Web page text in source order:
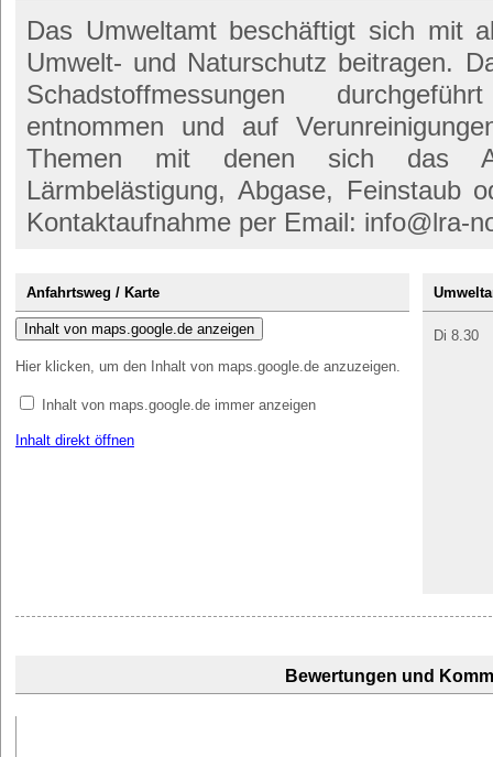
Das Umweltamt beschäftigt sich mit
Umwelt- und Naturschutz beitragen.
Schadstoffmessungen
entnommen und auf
Themen mit denen sich das
Lärmbelästigung, Abgase, Feinstaub
Kontaktaufnahme per Email: info@lra-
Anfahrtsweg / Karte
Inhalt von maps.google.de anzeigen
Hier klicken, um den Inhalt von maps.google.de anzuzeigen.
Inhalt von maps.google.de immer anzeigen
Inhalt direkt öffnen
Di 8.30
Bewertungen und